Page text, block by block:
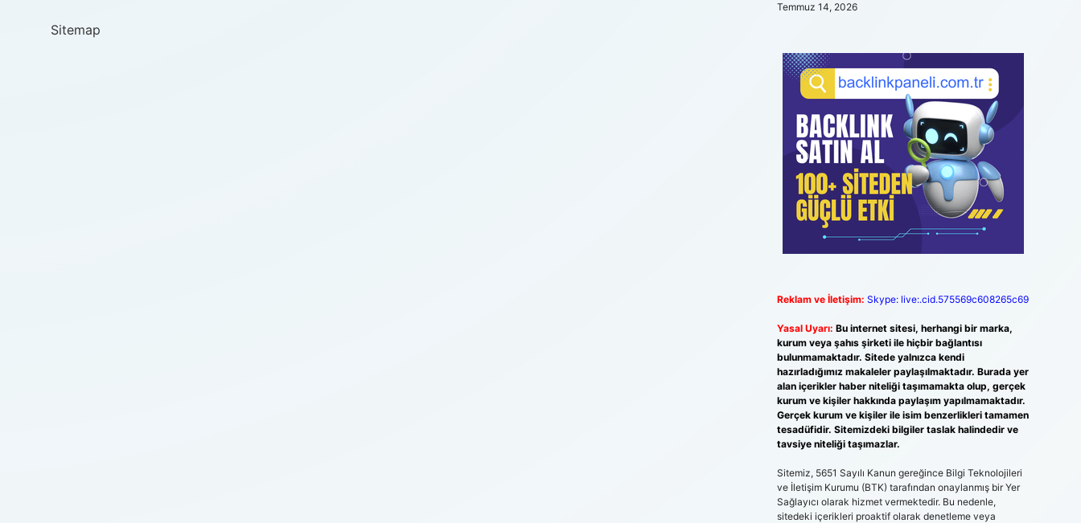
Sitemap
Temmuz 14, 2026
Reklam ve İletişim: Skype: live:.cid.575569c608265c69
Yasal Uyarı: Bu internet sitesi, herhangi bir marka,
kurum veya şahıs şirketi ile hiçbir bağlantısı
bulunmamaktadır. Sitede yalnızca kendi
hazırladığımız makaleler paylaşılmaktadır. Burada yer
alan içerikler haber niteliği taşımamakta olup, gerçek
kurum ve kişiler hakkında paylaşım yapılmamaktadır.
Gerçek kurum ve kişiler ile isim benzerlikleri tamamen
tesadüfidir. Sitemizdeki bilgiler taslak halindedir ve
tavsiye niteliği taşımazlar.
Sitemiz, 5651 Sayılı Kanun gereğince Bilgi Teknolojileri
ve İletişim Kurumu (BTK) tarafından onaylanmış bir Yer
Sağlayıcı olarak hizmet vermektedir. Bu nedenle,
sitedeki içerikleri proaktif olarak denetleme veya